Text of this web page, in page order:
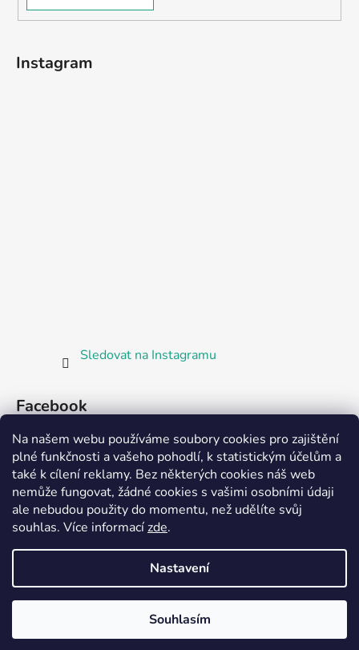
Na našem webu používáme soubory cookies pro zajištění
plné funkčnosti a vašeho pohodlí, k statistickým účelům a
také k cílení reklamy. Bez některých cookies náš web
nemůže fungovat, žádné cookies s vašimi osobními údaji
ale nebudou použity do momentu, než udělíte svůj
souhlas. Více informacízde.
Nastavení
Souhlasím
Instagram
Sledovat na Instagramu
Facebook
Partnerská prodejna Barefoot Plzeň
Vytvořil Shoptet
Bosorka Plzeň
vyhrazena.